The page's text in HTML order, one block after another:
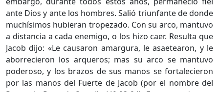
ante Dios y ante los hombres. Salió triunfante de donde
muchísimos hubieran tropezado. Con su arco, mantuvo
a distancia a cada enemigo, o los hizo caer. Resulta que
Jacob dijo: «Le causaron amargura, le asaetearon, y le
aborrecieron los arqueros; mas su arco se mantuvo
poderoso, y los brazos de sus manos se fortalecieron
por las manos del Fuerte de Jacob (por el nombre del